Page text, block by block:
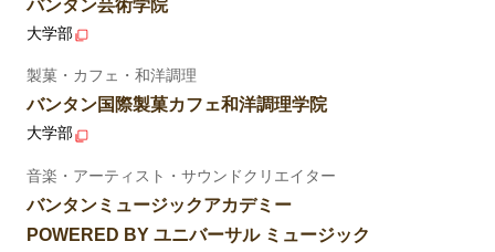
バンタン芸術学院
大学部
製菓・カフェ・和洋調理
バンタン国際製菓カフェ和洋調理学院
大学部
音楽・アーティスト・サウンドクリエイター
バンタンミュージックアカデミー
POWERED BY ユニバーサル ミュージック